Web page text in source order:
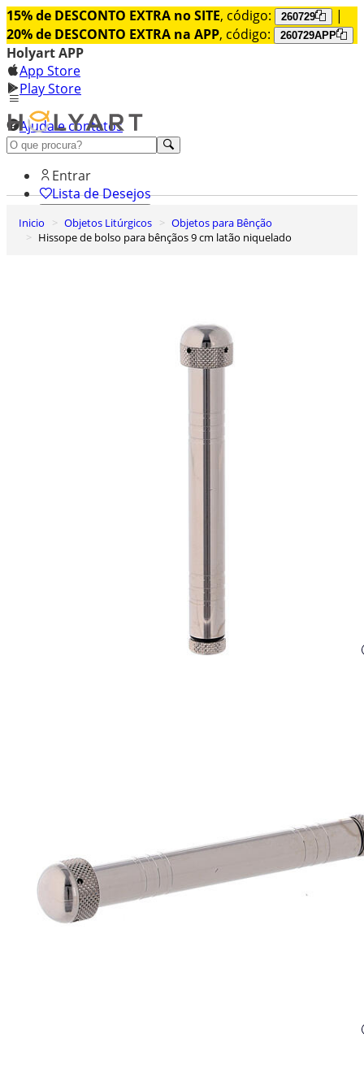
15% de DESCONTO EXTRA no SITE, código: 260729
|
20% de DESCONTO EXTRA na APP, código: 260729APP
Holyart APP
App Store
Play Store
Ajuda e contatos
Conheça premium
Entrar
Lista de Desejos
0
Carrinho de Compras
Inicio Objetos Litúrgicos
Objetos para Bênção
Hissope de bolso para bênçãos 9 cm latão niquelado